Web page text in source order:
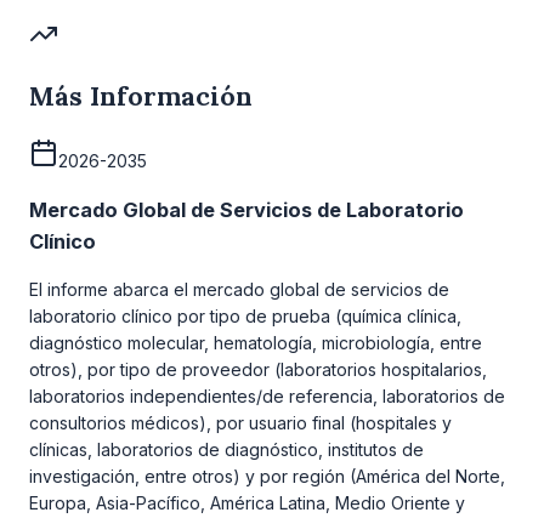
Más Información
2026-2035
Mercado Global de Servicios de Laboratorio
Clínico
El informe abarca el mercado global de servicios de
laboratorio clínico por tipo de prueba (química clínica,
diagnóstico molecular, hematología, microbiología, entre
otros), por tipo de proveedor (laboratorios hospitalarios,
laboratorios independientes/de referencia, laboratorios de
consultorios médicos), por usuario final (hospitales y
clínicas, laboratorios de diagnóstico, institutos de
investigación, entre otros) y por región (América del Norte,
Europa, Asia-Pacífico, América Latina, Medio Oriente y